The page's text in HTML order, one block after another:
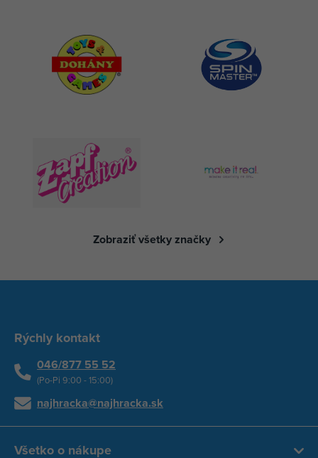
Zobraziť všetky značky
Rýchly kontakt
046/877 55 52
(Po-Pi 9:00 - 15:00)
najhracka@najhracka.sk
Všetko o nákupe